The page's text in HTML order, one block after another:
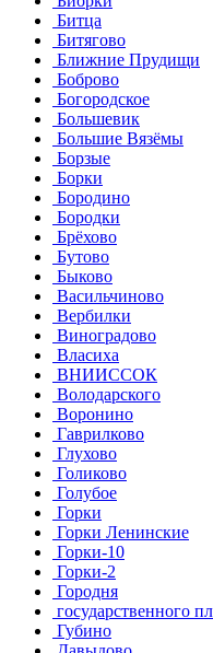
Битца
Битягово
Ближние Прудищи
Боброво
Богородское
Большевик
Большие Вязёмы
Борзые
Борки
Бородино
Бородки
Брёхово
Бутово
Быково
Васильчиново
Вербилки
Виноградово
Власиха
ВНИИССОК
Володарского
Воронино
Гаврилково
Глухово
Голиково
Голубое
Горки
Горки Ленинские
Горки-10
Горки-2
Городня
государственного
Губино